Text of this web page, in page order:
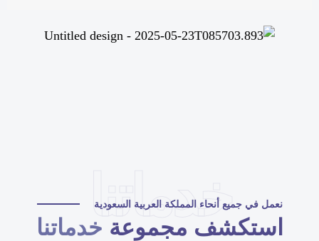
خدماتنا
نعمل في جميع أنحاء المملكة العربية السعودية
استكشف مجموعةخدماتنا